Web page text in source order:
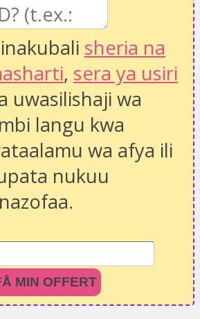
sheria na
, sera ya usiri
uwasilishaji wa
langu kwa
wa afya ili
nukuu
MIN OFFERT